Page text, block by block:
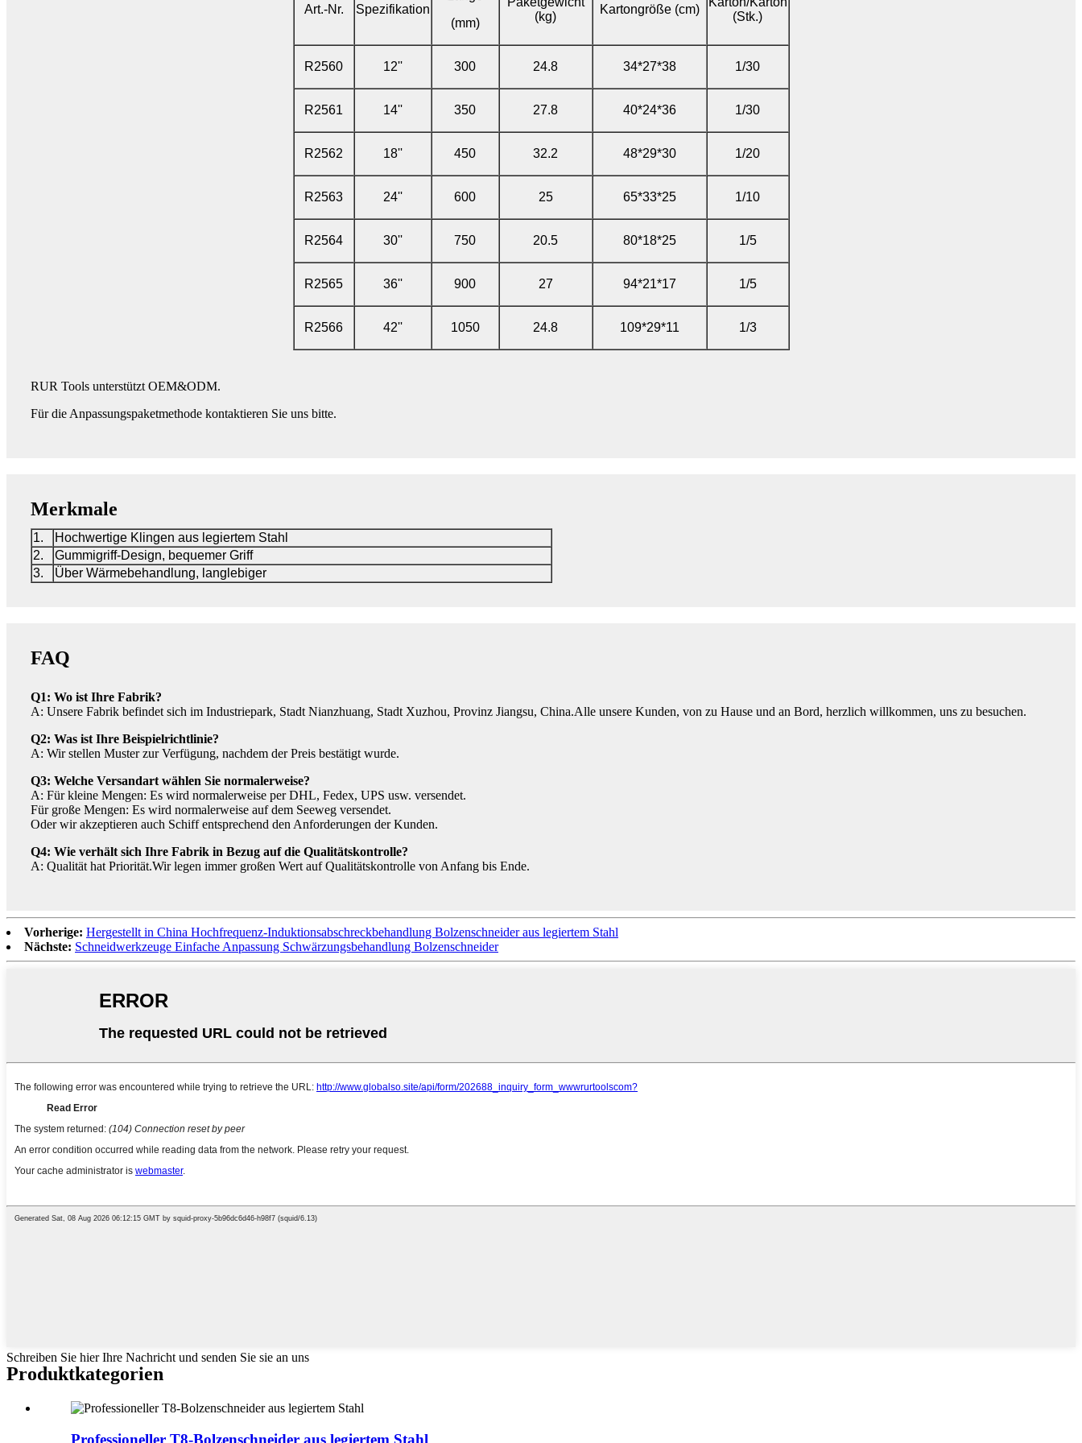
Art.-Nr. Spezifikation
(mm)
(kg)
Kartongröße (cm)
(Stk.)
R2560 12'' 300 24.8 34*27*38 1/30
R2561 14'' 350 27.8 40*24*36 1/30
R2562 18'' 450 32.2 48*29*30 1/20
R2563 24'' 600 25 65*33*25 1/10
R2564 30'' 750 20.5 80*18*25 1/5
R2565 36'' 900 27 94*21*17 1/5
R2566 42'' 1050 24.8 109*29*11 1/3
RUR Tools unterstützt OEM&ODM.
Für die Anpassungspaketmethode kontaktieren Sie uns bitte.
Merkmale
1.
Hochwertige Klingen aus legiertem Stahl
2.
Gummigriff-Design, bequemer Griff
3.
Über Wärmebehandlung, langlebiger
FAQ
Q1: Wo ist Ihre Fabrik?
A: Unsere Fabrik befindet sich im Industriepark, Stadt Nianzhuang, Stadt Xuzhou, Provinz Jiangsu, China.Alle unsere Kunden, von zu Hause und an Bord, herzlich willkommen, uns zu besuchen.
Q2: Was ist Ihre Beispielrichtlinie?
A: Wir stellen Muster zur Verfügung, nachdem der Preis bestätigt wurde.
Q3: Welche Versandart wählen Sie normalerweise?
A: Für kleine Mengen: Es wird normalerweise per DHL, Fedex, UPS usw. versendet.
Für große Mengen: Es wird normalerweise auf dem Seeweg versendet.
Oder wir akzeptieren auch Schiff entsprechend den Anforderungen der Kunden.
Q4: Wie verhält sich Ihre Fabrik in Bezug auf die Qualitätskontrolle?
A: Qualität hat Priorität.Wir legen immer großen Wert auf Qualitätskontrolle von Anfang bis Ende.
Vorherige: Hergestellt in China Hochfrequenz-Induktionsabschreckbehandlung Bolzenschneider aus legiertem Stahl
Nächste: Schneidwerkzeuge Einfache Anpassung Schwärzungsbehandlung Bolzenschneider
Schreiben Sie hier Ihre Nachricht und senden Sie sie an uns
Produktkategorien
Professioneller T8-Bolzenschneider aus legiertem Stahl